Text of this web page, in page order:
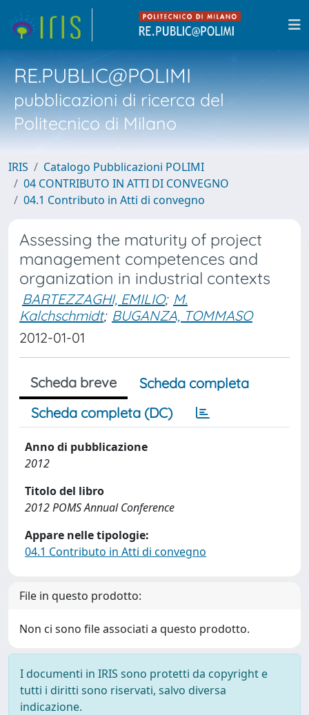
RE.PUBLIC@POLIMI
pubblicazioni di ricerca del
Politecnico di Milano
IRIS
Catalogo Pubblicazioni POLIMI
04 CONTRIBUTO IN ATTI DI CONVEGNO
04.1 Contributo in Atti di convegno
Assessing the maturity of project
management competences and
organization in industrial contexts
BARTEZZAGHI, EMILIO; M.
Kalchschmidt; BUGANZA, TOMMASO
2012-01-01
Scheda breve
Scheda completa
Scheda completa (DC)
Anno di pubblicazione
2012
Titolo del libro
2012 POMS Annual Conference
Appare nelle tipologie:
04.1 Contributo in Atti di convegno
File in questo prodotto:
Non ci sono file associati a questo prodotto.
I documenti in IRIS sono protetti da copyright e
tutti i diritti sono riservati, salvo diversa
indicazione.